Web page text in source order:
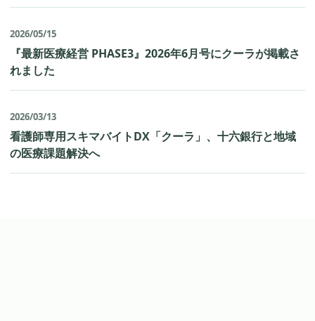
2026/05/15
『最新医療経営 PHASE3』2026年6月号にクーラが掲載さ
れました
2026/03/13
看護師専用スキマバイトDX「クーラ」、十六銀行と地域
の医療課題解決へ